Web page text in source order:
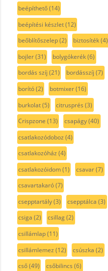
beépíthető(14)
beépítési készlet(12)
beőblítőszelep(2) biztosíték(4)
bojler(31) bolygókerék(6)
bordás szíj (21) bordásszíj (7)
borító(2) botmixer(16)
burkolat(5) citrusprés (3)
Crispzone (13) csapágy(40)
csatlakozódoboz (4)
csatlakozóház (4)
csatlakozóidom(1) csavar(7)
csavartakaró(7)
csepptartály(3) csepptálca (3)
csiga (2) csillag(2)
csillámlap(11)
csillámlemez (12) csúszka (2)
cső(49) csőbilincs (6)